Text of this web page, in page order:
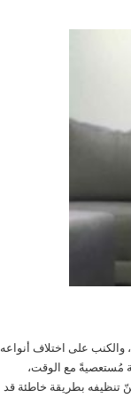
والكنب على اختلاف أنواعه
مُستعصيةً مع الوقت،
تنظيفه بطريقة خاطئة قد